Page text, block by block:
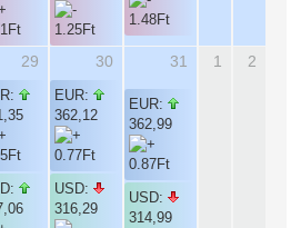
29 30
EUR:
362,12
USD:
316,29
31
EUR:
362,99
USD:
314,99
1 2